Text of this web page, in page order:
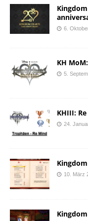
6.
KH
5.
KHIII:
24.
10. März